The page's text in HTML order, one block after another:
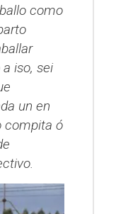
como
iso, sei
un en
compita ó